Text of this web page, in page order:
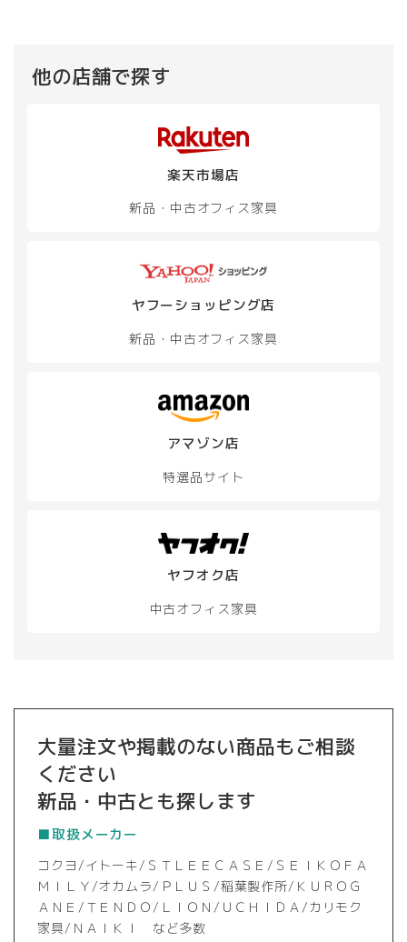
他の店舗で探す
楽天市場店
新品・中古オフィス家具
ヤフーショッピング店
新品・中古オフィス家具
アマゾン店
特選品サイト
ヤフオク店
中古オフィス家具
大量注文や掲載のない商品もご相談
ください
新品・中古とも探します
■取扱メーカー
コクヨ/イトーキ/ＳＴＬＥＥＣＡＳＥ/ＳＥＩＫＯＦＡ
ＭＩＬＹ/オカムラ/ＰＬＵＳ/稲葉製作所/ＫＵＲＯＧ
ＡＮＥ/ＴＥＮＤＯ/ＬＩＯＮ/ＵＣＨＩＤＡ/カリモク
家具/ＮＡＩＫＩ など多数